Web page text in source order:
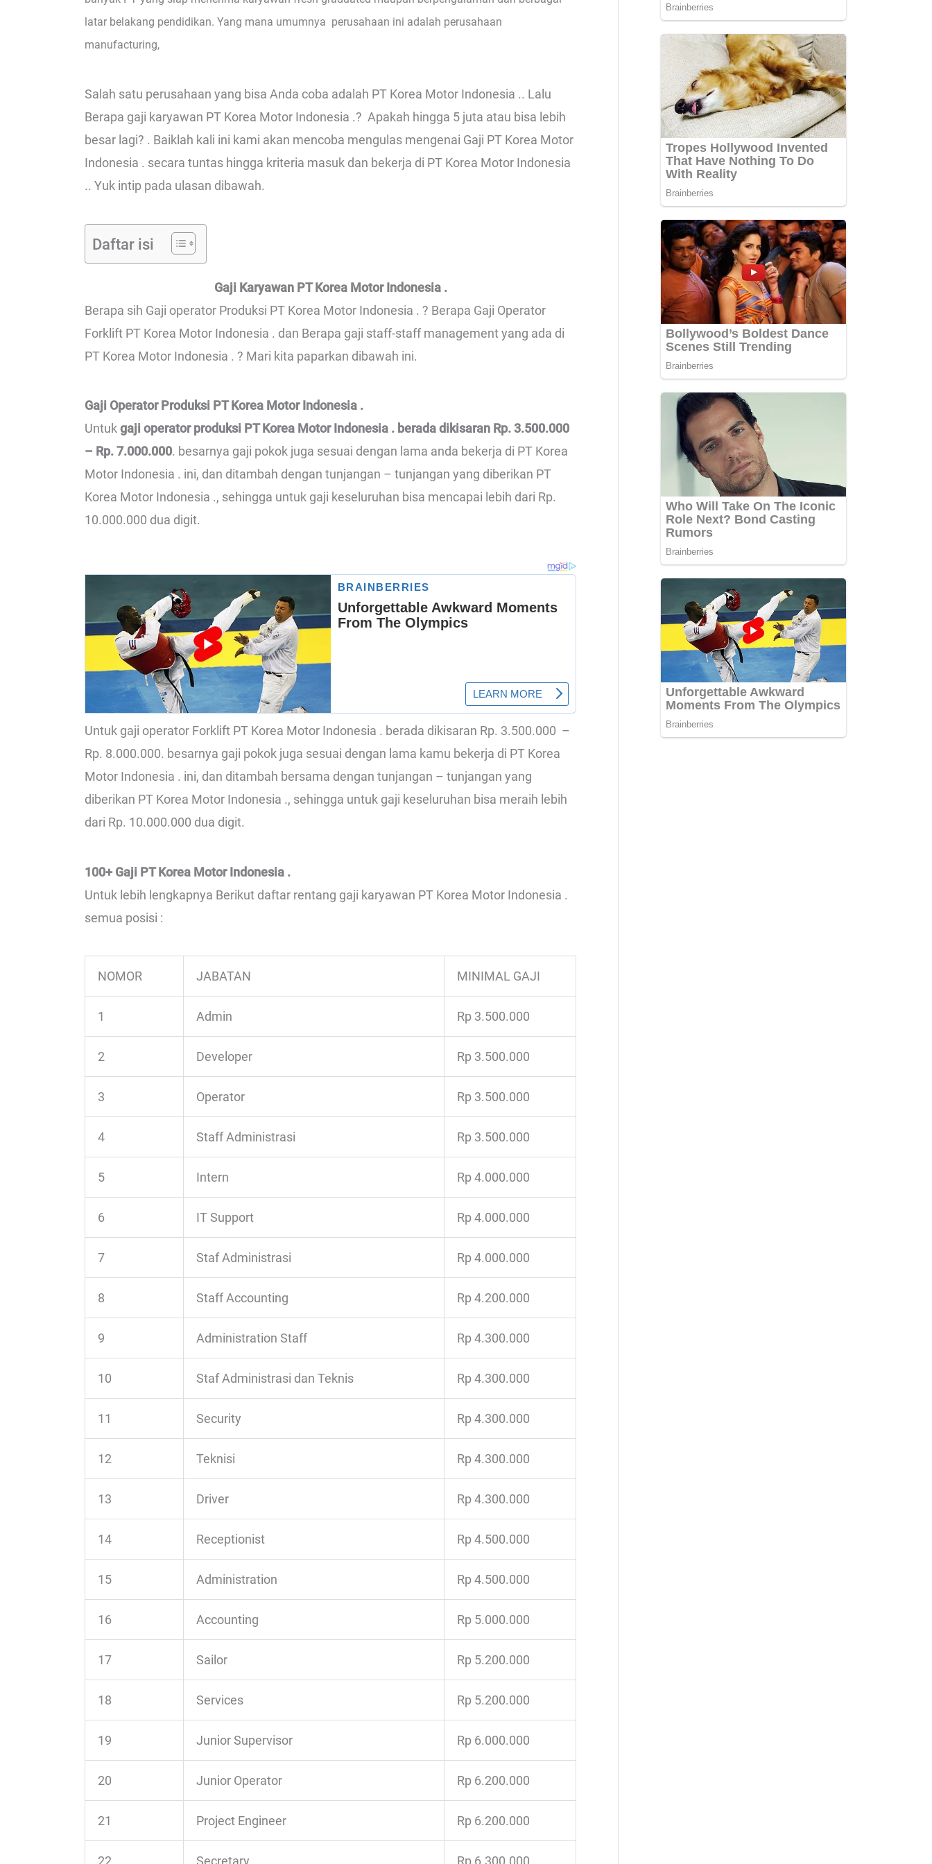
latar belakang pendidikan. Yang mana umumnya perusahaan ini adalah perusahaan
manufacturing,
Salah satu perusahaan yang bisa Anda coba adalah PT Korea Motor Indonesia .. Lalu
Berapa gaji karyawan PT Korea Motor Indonesia .? Apakah hingga 5 juta atau bisa lebih
besar lagi? . Baiklah kali ini kami akan mencoba mengulas mengenai Gaji PT Korea Motor
Indonesia . secara tuntas hingga kriteria masuk dan bekerja di PT Korea Motor Indonesia
.. Yuk intip pada ulasan dibawah.
Daftar isi
Gaji Karyawan PT Korea Motor Indonesia .
Berapa sih Gaji operator Produksi PT Korea Motor Indonesia . ? Berapa Gaji Operator
Forklift PT Korea Motor Indonesia . dan Berapa gaji staff-staff management yang ada di
PT Korea Motor Indonesia . ? Mari kita paparkan dibawah ini.
Gaji Operator Produksi PT Korea Motor Indonesia .
Untukgaji operator produksi PT Korea Motor Indonesia . berada dikisaran Rp. 3.500.000
– Rp. 7.000.000. besarnya gaji pokok juga sesuai dengan lama anda bekerja di PT Korea
Motor Indonesia . ini, dan ditambah dengan tunjangan – tunjangan yang diberikan PT
Korea Motor Indonesia ., sehingga untuk gaji keseluruhan bisa mencapai lebih dari Rp.
10.000.000 dua digit.
Untuk gaji operator Forklift PT Korea Motor Indonesia . berada dikisaran Rp. 3.500.000 –
Rp. 8.000.000. besarnya gaji pokok juga sesuai dengan lama kamu bekerja di PT Korea
Motor Indonesia . ini, dan ditambah bersama dengan tunjangan – tunjangan yang
diberikan PT Korea Motor Indonesia ., sehingga untuk gaji keseluruhan bisa meraih lebih
dari Rp. 10.000.000 dua digit.
100+ Gaji PT Korea Motor Indonesia .
Untuk lebih lengkapnya Berikut daftar rentang gaji karyawan PT Korea Motor Indonesia .
semua posisi :
NOMOR JABATAN MINIMAL GAJI
1 Admin Rp 3.500.000
2 Developer Rp 3.500.000
3 Operator Rp 3.500.000
4 Staff Administrasi Rp 3.500.000
5 Intern Rp 4.000.000
6 IT Support Rp 4.000.000
7 Staf Administrasi Rp 4.000.000
8 Staff Accounting Rp 4.200.000
9 Administration Staff Rp 4.300.000
10 Staf Administrasi dan Teknis Rp 4.300.000
11 Security Rp 4.300.000
12 Teknisi Rp 4.300.000
13 Driver Rp 4.300.000
14 Receptionist Rp 4.500.000
15 Administration Rp 4.500.000
16 Accounting Rp 5.000.000
17 Sailor Rp 5.200.000
18 Services Rp 5.200.000
19 Junior Supervisor Rp 6.000.000
20 Junior Operator Rp 6.200.000
21 Project Engineer Rp 6.200.000